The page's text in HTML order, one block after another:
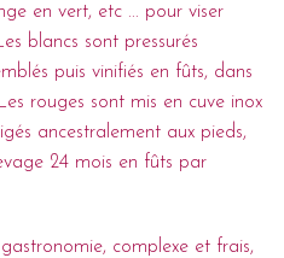
en vert, etc ... pour viser
blancs sont pressurés
puis vinifiés en fûts, dans
rouges sont mis en cuve inox
ancestralement aux pieds,
24 mois en fûts par
complexe et frais,